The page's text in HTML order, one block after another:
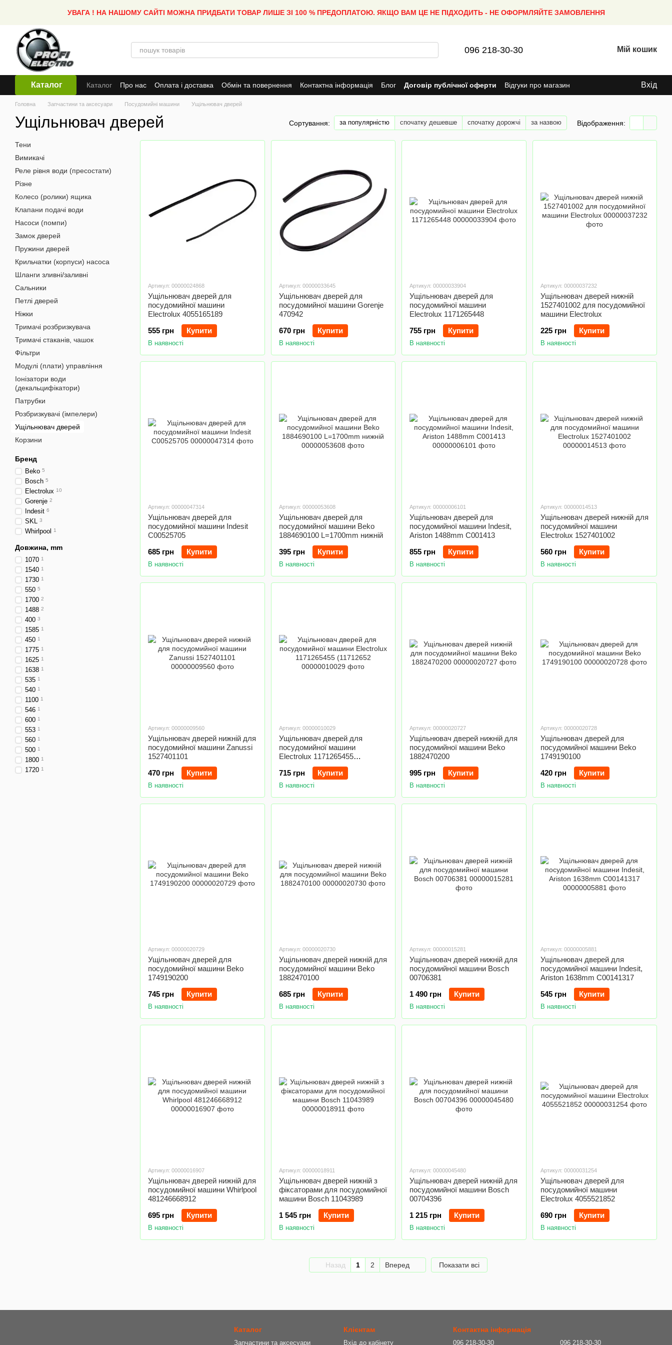
УВАГА ! НА НАШОМУ САЙТІ МОЖНА ПРИДБАТИ ТОВАР ЛИШЕ ЗІ 100 % ПРЕДОПЛАТОЮ. ЯКЩО ВАМ ЦЕ НЕ ПІДХОДИТЬ - НЕ ОФОРМЛЯЙТЕ ЗАМОВЛЕННЯ
096 218-30-30 Мій кошик
Каталог Каталог Про нас Оплата і доставка Обмін та повернення Контактна інформація Блог Договір публічної оферти Відгуки про магазин Вхід
Головна Запчастини та аксесуари Посудомийні машини Ущільнювач дверей
Ущільнювач дверей Сортування: за популярністю спочатку дешевше спочатку дорожчі за назвою Відображення:
Артикул: 00000024868
Ущільнювач дверей для
посудомийної машини
Electrolux 4055165189
555 грн
Купити
В наявності
Артикул: 00000033645
Ущільнювач дверей для
посудомийної машини Gorenje
470942
670 грн
Купити
В наявності
Артикул: 00000033904
Ущільнювач дверей для
посудомийної машини
Electrolux 1171265448
755 грн
Купити
В наявності
Артикул: 00000037232
Ущільнювач дверей нижній
1527401002 для посудомийної
машини Electrolux
225 грн
Купити
В наявності
Артикул: 00000047314
Ущільнювач дверей для
посудомийної машини Indesit
C00525705
685 грн
Купити
В наявності
Артикул: 00000053608
Ущільнювач дверей для
посудомийної машини Beko
1884690100 L=1700mm нижній
395 грн
Купити
В наявності
Артикул: 00000006101
Ущільнювач дверей для
посудомийної машини Indesit,
Ariston 1488mm C001413
855 грн
Купити
В наявності
Артикул: 00000014513
Ущільнювач дверей нижній для
посудомийної машини
Electrolux 1527401002
560 грн
Купити
В наявності
Артикул: 00000009560
Ущільнювач дверей нижній для
посудомийної машини Zanussi
1527401101
470 грн
Купити
В наявності
Артикул: 00000010029
Ущільнювач дверей для
посудомийної машини
Electrolux 1171265455
(11712652
715 грн
Купити
В наявності
Артикул: 00000020727
Ущільнювач дверей нижній для
посудомийної машини Beko
1882470200
995 грн
Купити
В наявності
Артикул: 00000020728
Ущільнювач дверей для
посудомийної машини Beko
1749190100
420 грн
Купити
В наявності
Артикул: 00000020729
Ущільнювач дверей для
посудомийної машини Beko
1749190200
745 грн
Купити
В наявності
Артикул: 00000020730
Ущільнювач дверей нижній для
посудомийної машини Beko
1882470100
685 грн
Купити
В наявності
Артикул: 00000015281
Ущільнювач дверей нижній для
посудомийної машини Bosch
00706381
1 490 грн
Купити
В наявності
Артикул: 00000005881
Ущільнювач дверей для
посудомийної машини Indesit,
Ariston 1638mm C00141317
545 грн
Купити
В наявності
Артикул: 00000016907
Ущільнювач дверей нижній для
посудомийної машини Whirlpool
481246668912
695 грн
Купити
В наявності
Артикул: 00000018911
Ущільнювач дверей нижній з
фіксаторами для посудомийної
машини Bosch 11043989
1 545 грн
Купити
В наявності
Артикул: 00000045480
Ущільнювач дверей нижній для
посудомийної машини Bosch
00704396
1 215 грн
Купити
В наявності
Артикул: 00000031254
Ущільнювач дверей для
посудомийної машини
Electrolux 4055521852
690 грн
Купити
В наявності
Назад 1 2 Вперед Показати всі
Тени
Вимикачі
Реле рівня води (пресостати)
Різне
Колесо (ролики) ящика
Клапани подачі води
Насоси (помпи)
Замок дверей
Пружини дверей
Крильчатки (корпуси) насоса
Шланги зливні/заливні
Сальники
Петлі дверей
Ніжки
Тримачі розбризкувача
Тримачі стаканів, чашок
Фільтри
Модулі (плати) управління
Іонізатори води
(декальцифікатори)
Патрубки
Розбризкувачі (імпелери)
Ущільнювач дверей
Корзини
Бренд
Beko 5
Bosch 5
Electrolux 10
Gorenje 2
Indesit 6
SKL 3
Whirlpool 1
Довжина, mm
1070 1
1540 1
1730 1
550 5
1700 2
1488 2
400 3
1585 1
450 1
1775 1
1625 1
1638 1
535 1
540 1
1100 1
546 1
600 1
553 1
560 1
500 1
1800 1
1720 1
Каталог
Запчастини та аксесуари
Клієнтам
Вхід до кабінету
Контактна інформація
096 218-30-30 096 218-30-30